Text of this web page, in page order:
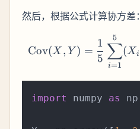
然后，根据公式计算协方差：
Cov(X , Y ) =
5
1
i=1
∑
5
(Xi
import numpy as np